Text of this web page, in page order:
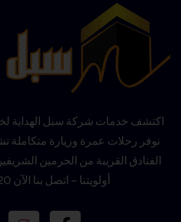
اكتشف خدمات شركة سبل الهداية
نوفر رحلات عمرة وزيارة متكاملة
الفنادق القريبة من الحرمين
أولويتنا – اتصل بنا الآن 0575602420.